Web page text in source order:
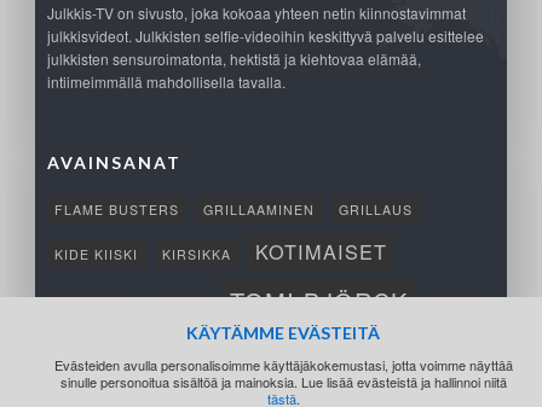
Julkkis-TV on sivusto, joka kokoaa yhteen netin kiinnostavimmat
julkkisvideot. Julkkisten selfie-videoihin keskittyvä palvelu esittelee
julkkisten sensuroimatonta, hektistä ja kiehtovaa elämää,
intiimeimmällä mahdollisella tavalla.
AVAINSANAT
FLAME BUSTERS GRILLAAMINEN GRILLAUS
KIDE KIISKI KIRSIKKA KOTIMAISET
TOMI BJÖRCK
KÄYTÄMME EVÄSTEITÄ
Evästeiden avulla personalisoimme käyttäjäkokemustasi, jotta voimme näyttää
sinulle personoitua sisältöä ja mainoksia. Lue lisää evästeistä ja hallinnoi niitä
tästä.